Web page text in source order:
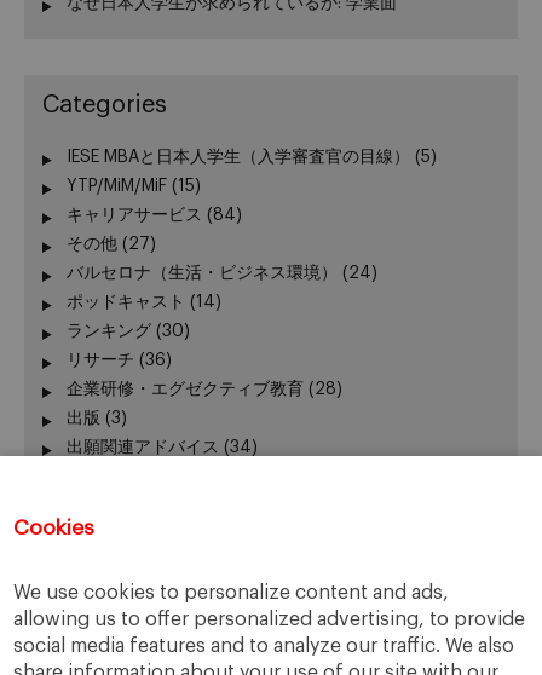
Cookies
We use cookies to personalize content and ads,
allowing us to offer personalized advertising, to provide
social media features and to analyze our traffic. We also
なぜ日本人学生が求められているか: 学業面
Categories
IESE MBAと日本人学生（入学審査官の目線）
(5)
YTP/MiM/MiF (15)
キャリアサービス (84)
その他 (27)
バルセロナ（生活・ビジネス環境）
(24)
ポッドキャスト (14)
ランキング (30)
リサーチ (36)
企業研修・エグゼクティブ教育 (28)
出版 (3)
出願関連アドバイス (34)
卒業生向けイベント
在校生の活躍(42)
報道発表、レポート(24)
学長(24)